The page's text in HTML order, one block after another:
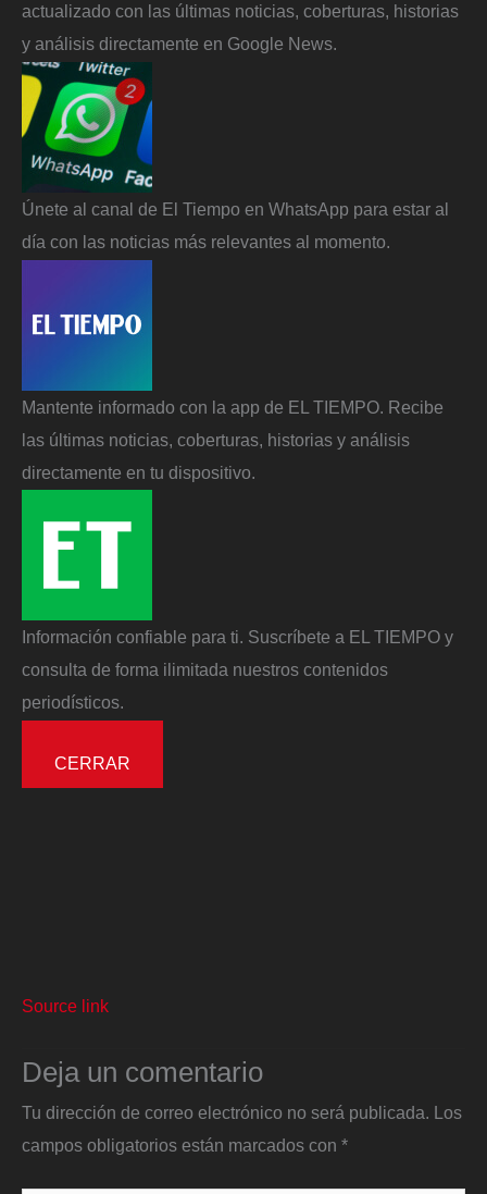
actualizado con las últimas noticias, coberturas, historias
y análisis directamente en Google News.
Únete al canal de El Tiempo en WhatsApp para estar al
día con las noticias más relevantes al momento.
Mantente informado con la app de EL TIEMPO. Recibe
las últimas noticias, coberturas, historias y análisis
directamente en tu dispositivo.
Información confiable para ti. Suscríbete a EL TIEMPO y
consulta de forma ilimitada nuestros contenidos
periodísticos.
CERRAR
Source link
Deja un comentario
Tu dirección de correo electrónico no será publicada.
Los
campos obligatorios están marcados con *